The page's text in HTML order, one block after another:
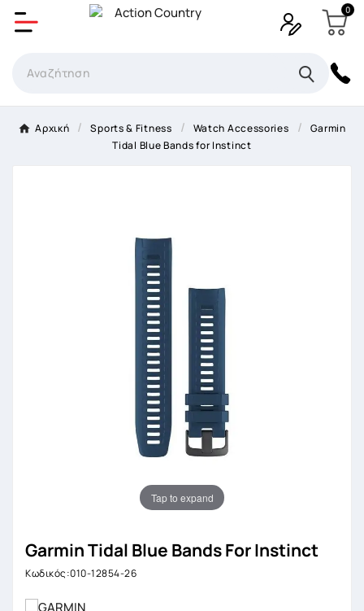
0
Αρχική Sports & Fitness Watch Accessories
Garmin
Tidal Blue Bands for Instinct
Tap to expand
Garmin Tidal Blue Bands For Instinct
Κωδικός:010-12854-26
Δημιουργία λίστα επιθυμητών
×
Όνομα Λίστα επιθυμιτών
Δημιουργία λίστα επιθυμητών